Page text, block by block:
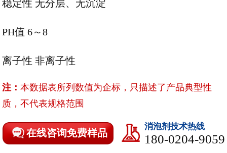
稳定性 无分层、无沉淀
PH值 6～8
离子性非离子性
注：本数据表所列数值为企标，只描述了产品典型性
质，不代表规格范围
在线咨询免费样品
消泡剂技术热线
180-0204-9059